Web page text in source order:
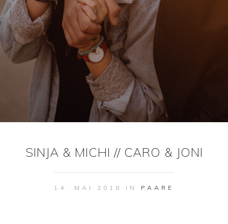
SINJA & MICHI // CARO & JONI
14. MAI 2018 IN PAARE